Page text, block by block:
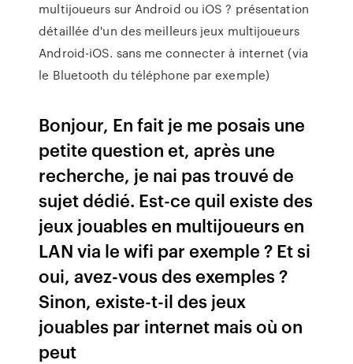
multijoueurs sur Android ou iOS ? présentation
détaillée d'un des meilleurs jeux multijoueurs
Android-iOS. sans me connecter à internet (via
le Bluetooth du téléphone par exemple)
Bonjour, En fait je me posais une
petite question et, après une
recherche, je nai pas trouvé de
sujet dédié. Est-ce quil existe des
jeux jouables en multijoueurs en
LAN via le wifi par exemple ? Et si
oui, avez-vous des exemples ?
Sinon, existe-t-il des jeux
jouables par internet mais où on
peut